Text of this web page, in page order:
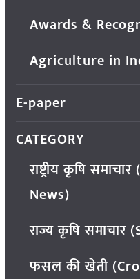
Awards &
Agriculture in
E-paper
CATEGORY
राष्ट्रीय कृषि
News)
राज्य कृषि समाचार
फसल की खेती